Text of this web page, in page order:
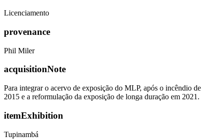
Licenciamento
provenance
Phil Miler
acquisitionNote
Para integrar o acervo de exposição do MLP, após o incêndio de
2015 e a reformulação da exposição de longa duração em 2021.
itemExhibition
Tupinambá